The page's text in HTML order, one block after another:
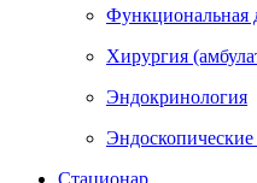
Функциональная
Хирургия
Эндокринология
Стационар